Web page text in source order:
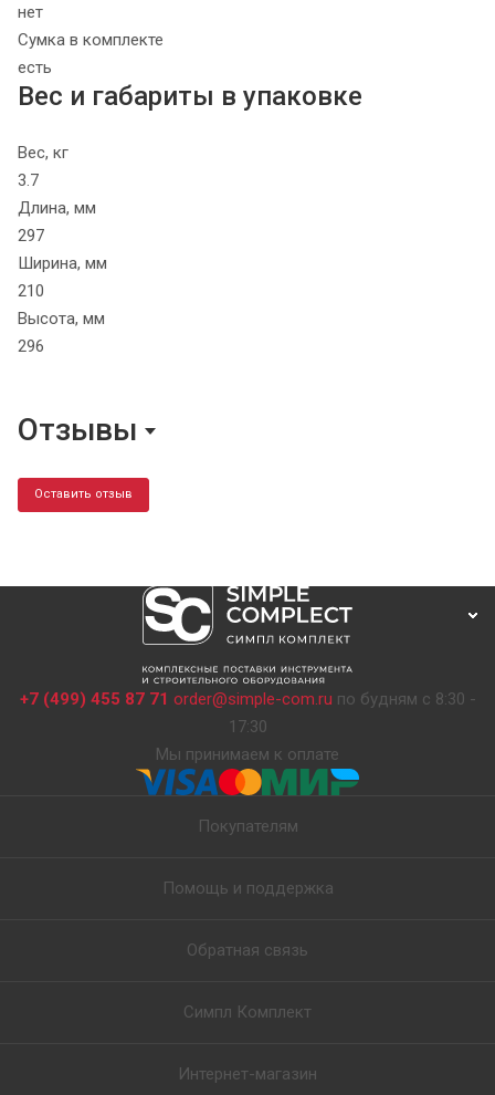
нет
Сумка в комплекте
есть
Вес и габариты в упаковке
Вес, кг
3.7
Длина, мм
297
Ширина, мм
210
Высота, мм
296
Отзывы
Оставить отзыв
+7 (499) 455 87 71 order@simple-com.ru по будням с 8:30 -
17:30
Мы принимаем к оплате
Покупателям
Помощь и поддержка
Обратная связь
Симпл Комплект
Интернет-магазин